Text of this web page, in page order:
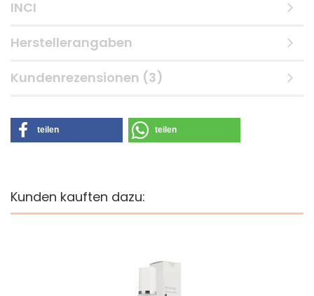
INCI
Herstellerangaben
Kundenrezensionen (3)
teilen teilen
Kunden kauften dazu: